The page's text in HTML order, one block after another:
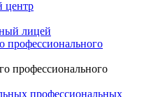
центр
лицей
профессионального
профессионального
профессиональных